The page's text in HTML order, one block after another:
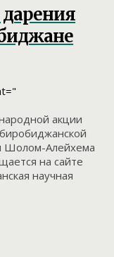
акции
Шолом-Алейхема
на сайте
научная